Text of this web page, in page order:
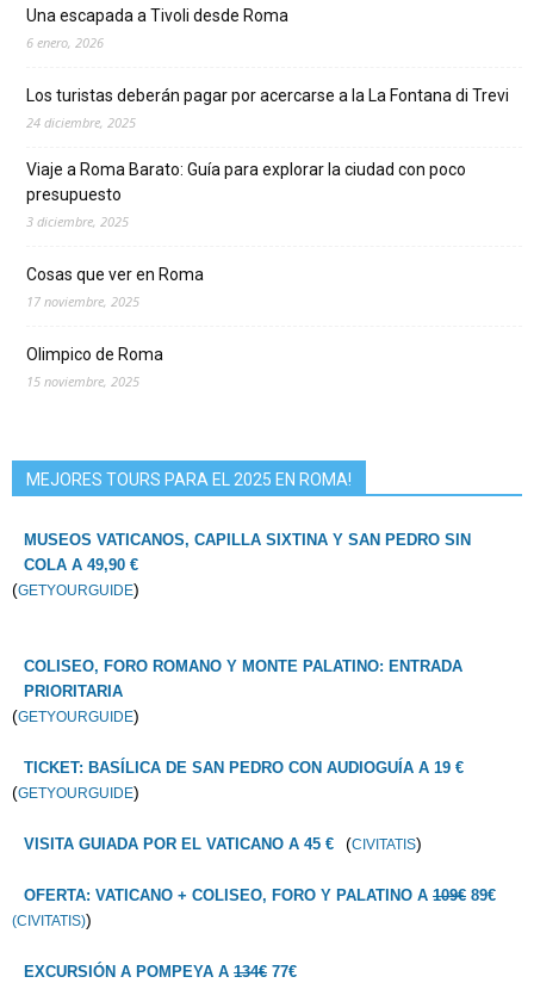
Una escapada a Tivoli desde Roma
6 enero, 2026
Los turistas deberán pagar por acercarse a la La Fontana di Trevi
24 diciembre, 2025
Viaje a Roma Barato: Guía para explorar la ciudad con poco
presupuesto
3 diciembre, 2025
Cosas que ver en Roma
17 noviembre, 2025
Olimpico de Roma
15 noviembre, 2025
MEJORES TOURS PARA EL 2025 EN ROMA!
MUSEOS VATICANOS, CAPILLA SIXTINA Y SAN PEDRO SIN
COLA A 49,90 €
(GETYOURGUIDE)
COLISEO, FORO ROMANO Y MONTE PALATINO: ENTRADA
PRIORITARIA
(GETYOURGUIDE)
TICKET: BASÍLICA DE SAN PEDRO CON AUDIOGUÍA A 19 €
(GETYOURGUIDE)
VISITA GUIADA POR EL VATICANO A 45 € (CIVITATIS)
OFERTA: VATICANO + COLISEO, FORO Y PALATINO A 109€ 89€
(CIVITATIS))
EXCURSIÓN A POMPEYA A 134€ 77€